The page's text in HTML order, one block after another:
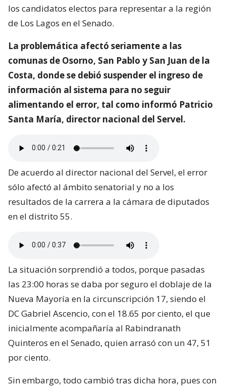
los candidatos electos para representar a la región
de Los Lagos en el Senado.
La problemática afectó seriamente a las
comunas de Osorno, San Pablo y San Juan de la
Costa, donde se debió suspender el ingreso de
información al sistema para no seguir
alimentando el error, tal como informó Patricio
Santa María, director nacional del Servel.
De acuerdo al director nacional del Servel, el error
sólo afectó al ámbito senatorial y no a los
resultados de la carrera a la cámara de diputados
en el distrito 55.
La situación sorprendió a todos, porque pasadas
las 23:00 horas se daba por seguro el doblaje de la
Nueva Mayoría en la circunscripción 17, siendo el
DC Gabriel Ascencio, con el 18.65 por ciento, el que
inicialmente acompañaría al Rabindranath
Quinteros en el Senado, quien arrasó con un 47, 51
por ciento.
Sin embargo, todo cambió tras dicha hora, pues con